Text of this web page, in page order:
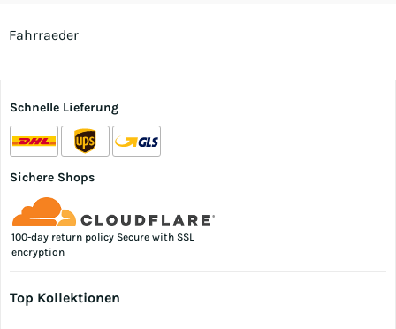
Fahrraeder
Schnelle Lieferung
Sichere Shops
100-day return policy Secure with SSL
encryption
Top Kollektionen